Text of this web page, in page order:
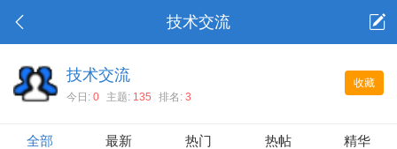
技术交流
收藏
技术交流
今日: 0 主题: 135 排名: 3
全部 最新 热门 热帖 精华